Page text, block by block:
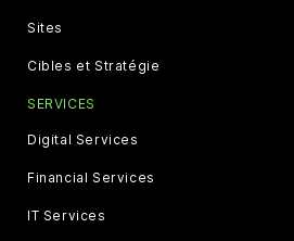
Sites
Cibles et Stratégie
SERVICES
Digital Services
Financial Services
IT Services